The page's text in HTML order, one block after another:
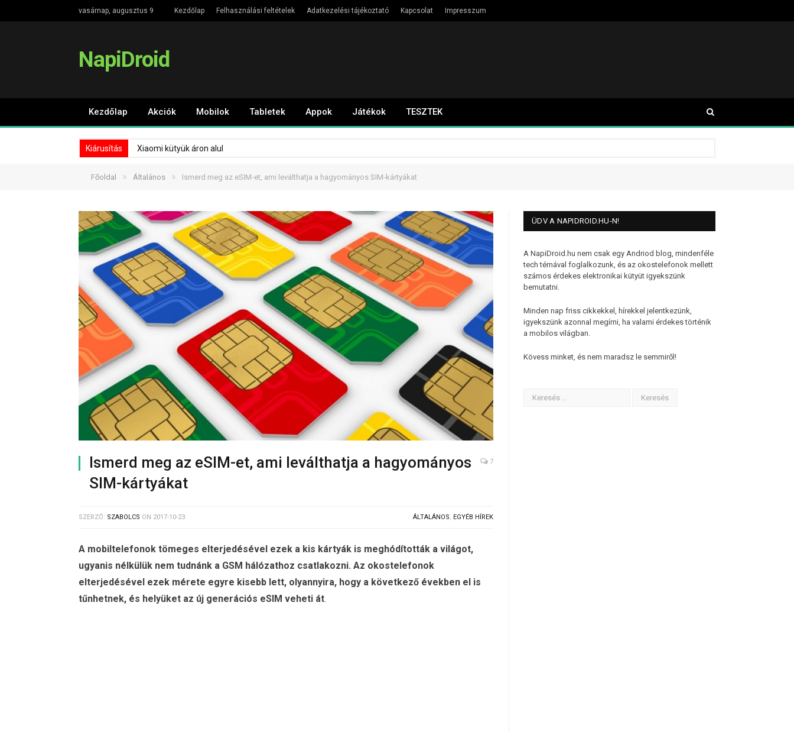
vasárnap, augusztus 9 Kezdőlap Felhasználási feltételek Adatkezelési tájékoztató Kapcsolat Impresszum
NapiDroid
Kezdőlap Akciók Mobilok Tabletek Appok Játékok TESZTEK
Kiárusítás Xiaomi kütyük áron alul
Főoldal » Általános » Ismerd meg az eSIM-et, ami leválthatja a hagyományos SIM-kártyákat
Ismerd meg az eSIM-et, ami leválthatja a hagyományos
SIM-kártyákat
7
SZERZŐ: SZABOLCS ON 2017-10-23 ÁLTALÁNOS, EGYÉB HÍREK
A mobiltelefonok tömeges elterjedésével ezek a kis kártyák is meghódították a világot,
ugyanis nélkülük nem tudnánk a GSM hálózathoz csatlakozni. Az okostelefonok
elterjedésével ezek mérete egyre kisebb lett, olyannyira, hogy a következő években el is
tűnhetnek, és helyüket az új generációs eSIM veheti át.
ÜDV A NAPIDROID.HU-N!
A NapiDroid.hu nem csak egy Andriod blog, mindenféle
tech témával foglalkozunk, és az okostelefonok mellett
számos érdekes elektronikai kütyüt igyekszünk
bemutatni.
Minden nap friss cikkekkel, hírekkel jelentkezünk,
igyekszünk azonnal megírni, ha valami érdekes történik
a mobilos világban.
Kövess minket, és nem maradsz le semmiről!